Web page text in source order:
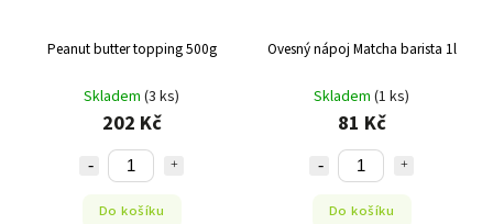
Peanut butter topping 500g
Skladem (3 ks)
202 Kč
Do košíku
Ovesný nápoj Matcha barista 1l
Skladem (1 ks)
81 Kč
Do košíku